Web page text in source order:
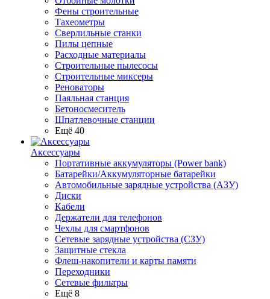
Фены строительные
Тахеометры
Сверлильные станки
Пилы цепные
Расходные материалы
Строительные пылесосы
Строительные миксеры
Реноваторы
Паяльная станция
Бетоносмеситель
Шпатлевочные станции
Ещё 40
Аксессуары
Портативные аккумуляторы (Power bank)
Батарейки/Аккумуляторные батарейки
Автомобильные зарядные устройства (АЗУ)
Диски
Кабели
Держатели для телефонов
Чехлы для смартфонов
Сетевые зарядные устройства (СЗУ)
Защитные стекла
Флеш-накопители и карты памяти
Переходники
Сетевые фильтры
Ещё 8